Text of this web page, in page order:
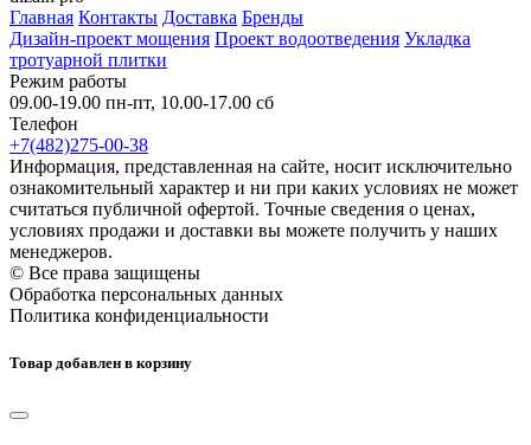
Главная Контакты Доставка Бренды
Дизайн-проект мощения Проект водоотведения Укладка
тротуарной плитки
Режим работы
09.00-19.00 пн-пт, 10.00-17.00 сб
Телефон
+7(482)275-00-38
Информация, представленная на сайте, носит исключительно
ознакомительный характер и ни при каких условиях не может
считаться публичной офертой. Точные сведения о ценах,
условиях продажи и доставки вы можете получить у наших
менеджеров.
© Все права защищены
Обработка персональных данных
Политика конфиденциальности
Товар добавлен в корзину